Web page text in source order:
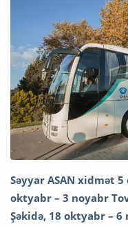
Səyyar ASAN xidmət
oktyabr – 3 noyabr
Şəkidə, 18 oktyabr –